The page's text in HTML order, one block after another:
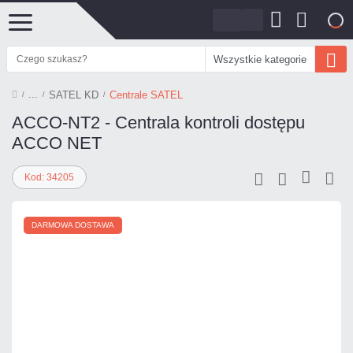
Wszystkie kategorie
SATEL KD Centrale SATEL
ACCO-NT2 - Centrala kontroli dostępu
ACCO NET
Kod: 34205
DARMOWA DOSTAWA